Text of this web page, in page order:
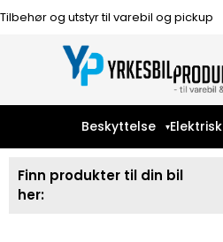
Tilbehør og utstyr til varebil og pickup
Beskyttelse Elektrisk
Finn produkter til din bil
her: